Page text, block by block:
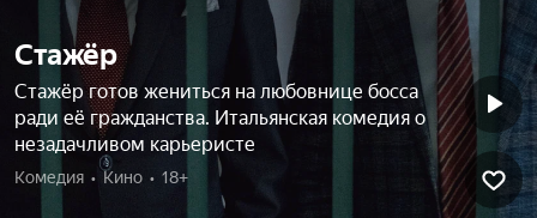
Стажёр
Стажёр готов жениться на любовнице босса
ради её гражданства. Итальянская комедия о
незадачливом карьеристе
Комедия  •  Кино  •  18+